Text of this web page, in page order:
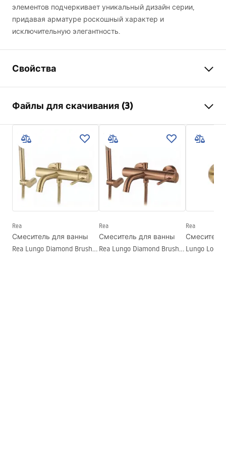
элементов подчеркивает уникальный дизайн серии,
придавая арматуре роскошный характер и
исключительную элегантность.
Свойства
Способ монтажа
Настенный
Цвет
золотой
Тип излива
Фиксированный
Материал
Высота
110мм
Технология нанесения
PVD
Файлы для скачивания (3)
Инструкция по сборке
Warunki bezpieczeństwa
WARUNKI BEZPIECZENSTWA BATERIE.pdf
Условия гарантии
Warranty_Terms_and_Conditions_Faucets_-_5.pdf
Rea
Смеситель для ванны
Rea Lungo Diamond Brush
Rea
Смеситель для ванны
Rea Lungo Diamond Brush
Rea
Смеситель
Lungo Loop